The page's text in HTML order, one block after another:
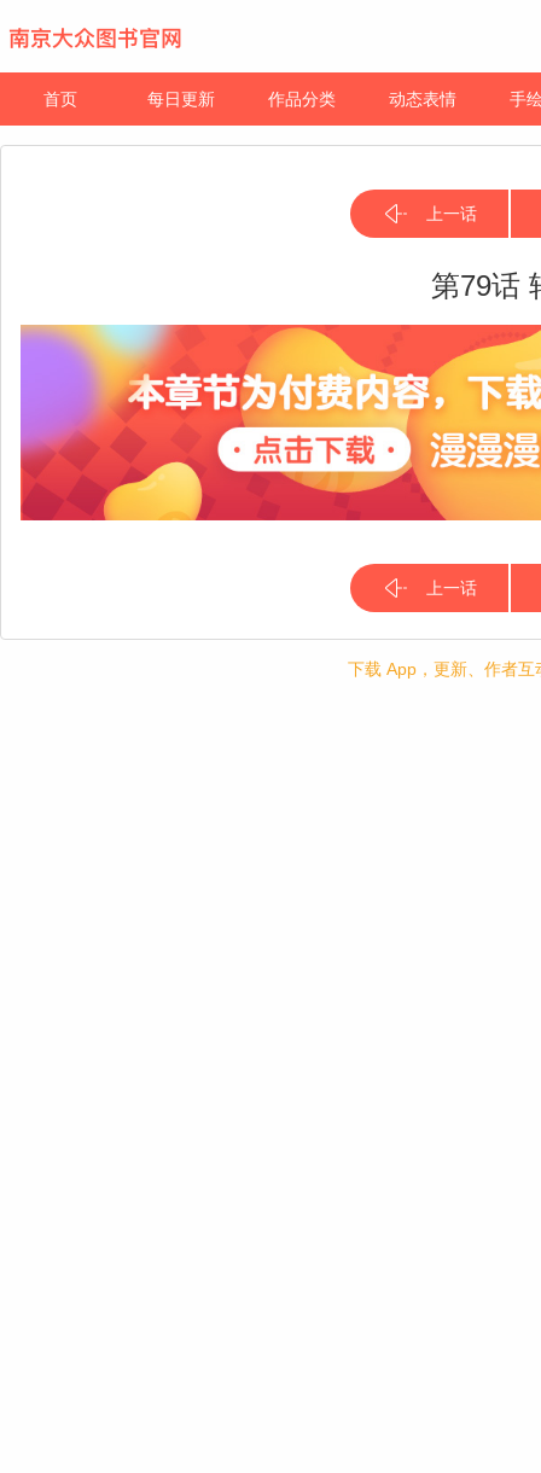
首页 每日更新 作品分类 动态表情 手
上一话
第79话
上一话
下载 App，更新、作者